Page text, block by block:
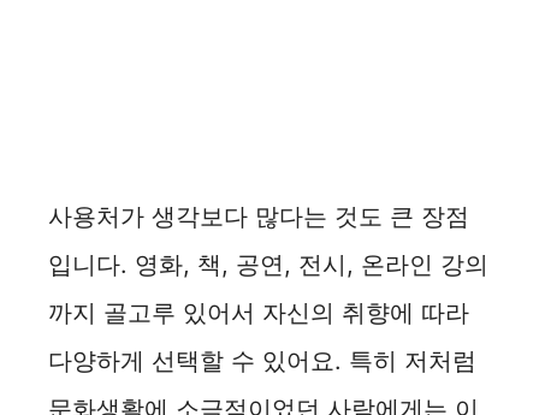
사용처가 생각보다 많다는 것도 큰 장점
입니다. 영화, 책, 공연, 전시, 온라인 강의
까지 골고루 있어서 자신의 취향에 따라
다양하게 선택할 수 있어요. 특히 저처럼